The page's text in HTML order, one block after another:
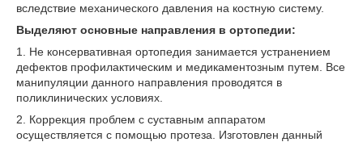
вследствие механического давления на костную систему.
Выделяют основные направления в ортопедии:
1. Не консервативная ортопедия занимается устранением
дефектов профилактическим и медикаментозным путем. Все
манипуляции данного направления проводятся в
поликлинических условиях.
2. Коррекция проблем с суставным аппаратом
осуществляется с помощью протеза. Изготовлен данный